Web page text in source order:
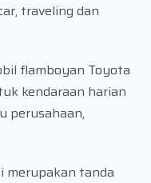
traveling dan
flamboyan Toyota
kendaraan harian
perusahaan,
merupakan tanda